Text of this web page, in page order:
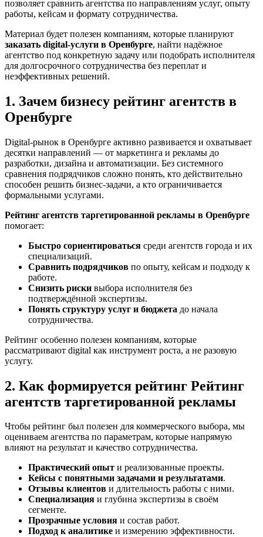
позволяет сравнить агентства по направлениям услуг, опыту
работы, кейсам и формату сотрудничества.
Материал будет полезен компаниям, которые планируют
заказать digital-услуги в Оренбурге, найти надёжное
агентство под конкретную задачу или подобрать исполнителя
для долгосрочного сотрудничества без переплат и
неэффективных решений.
1. Зачем бизнесу рейтинг агентств в
Оренбурге
Digital-рынок в Оренбурге активно развивается и охватывает
десятки направлений — от маркетинга и рекламы до
разработки, дизайна и автоматизации. Без системного
сравнения подрядчиков сложно понять, кто действительно
способен решить бизнес-задачи, а кто ограничивается
формальными услугами.
Рейтинг агентств таргетированной рекламы в Оренбурге
помогает:
Быстро сориентироваться среди агентств города и их
специализаций.
Сравнить подрядчиков по опыту, кейсам и подходу к
работе.
Снизить риски выбора исполнителя без
подтверждённой экспертизы.
Понять структуру услуг и бюджета до начала
сотрудничества.
Рейтинг особенно полезен компаниям, которые
рассматривают digital как инструмент роста, а не разовую
услугу.
2. Как формируется рейтинг Рейтинг
агентств таргетированной рекламы
Чтобы рейтинг был полезен для коммерческого выбора, мы
оцениваем агентства по параметрам, которые напрямую
влияют на результат и качество сотрудничества.
Практический опыт и реализованные проекты.
Кейсы с понятными задачами и результатами.
Отзывы клиентов и длительность работы с ними.
Специализация и глубина экспертизы в своём
сегменте.
Прозрачные условия и состав работ.
Подход к аналитике и измерению эффективности.